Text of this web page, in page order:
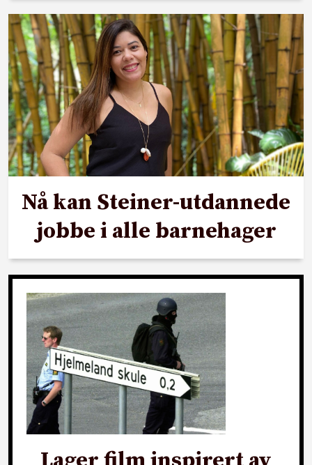
Nå kan Steiner-utdannede
jobbe i alle barnehager